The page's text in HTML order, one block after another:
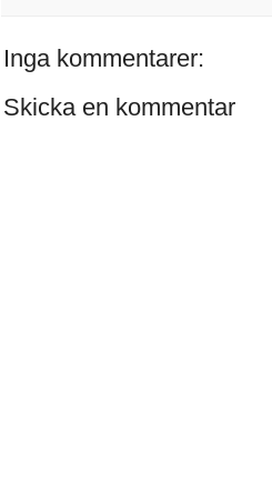
Inga kommentarer:
Skicka en kommentar